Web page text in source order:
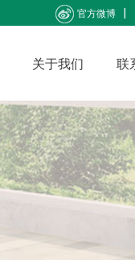
官方微博
关于我们 联